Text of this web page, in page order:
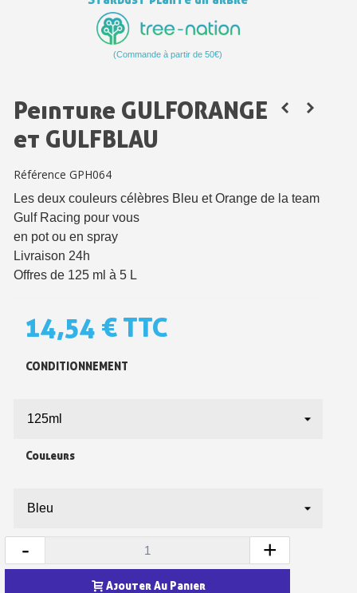
Gagnez des points de fidélité à chaque commande
Livraison sous 24 h en France Métropolitaine
Réduction de 5€ sur la première commande
10€ de bon d'achat pour chaque parrainage
Inscription à la newsletter : 5€ de réduction
Livraison sous 24 h en France Métropolitaine
Livraison offerte en France métropolitaine pour 250€ d'achats
(Commande à partir de 50€)
Peinture GULFORANGE
et GULFBLAU
Référence GPH064
Les deux couleurs célèbres Bleu et Orange de la team
Gulf Racing pour vous
en pot ou en spray
Livraison 24h
Offres de 125 ml à 5 L
14,54 € TTC
CONDITIONNEMENT
Couleurs
- +
Ajouter Au Panier